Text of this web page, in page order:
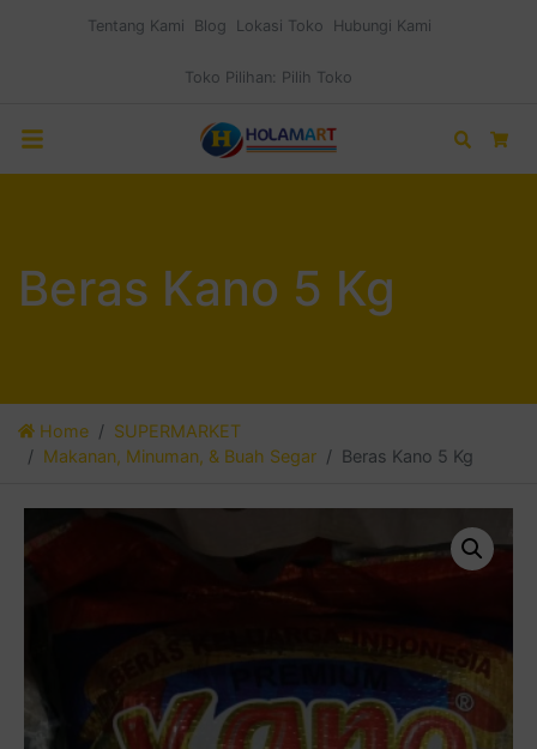
Tentang Kami Blog Lokasi Toko Hubungi Kami
Toko Pilihan: Pilih Toko
Search
Beras Kano 5 Kg
Home
SUPERMARKET
Makanan, Minuman, & Buah Segar
Beras Kano 5 Kg